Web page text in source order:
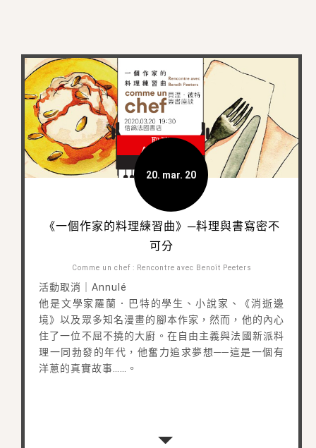
20. mar. 20
《一個作家的料理練習曲》─料理與書寫密不
可分
Comme un chef : Rencontre avec Benoît Peeters
活動取消｜Annulé
他是文學家羅蘭．巴特的學生、小說家、《消逝邊
境》以及眾多知名漫畫的腳本作家，然而，他的內心
住了一位不屈不撓的大廚。在自由主義與法國新派料
理一同勃發的年代，他奮力追求夢想──這是一個有
洋蔥的真實故事……。